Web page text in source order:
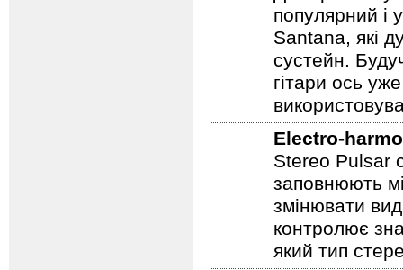
Electro-
Дісторшн /
популярний і
Santana, які
сустейн.
гітари ось
Electro-
Stereo Pulsar
заповнюють
змінювати